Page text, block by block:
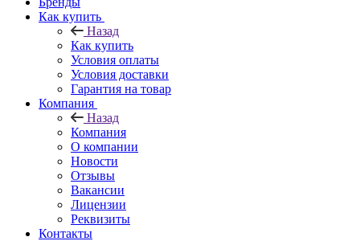
Как купить
Назад
Как купить
Условия оплаты
Условия доставки
Гарантия на товар
Компания
Назад
Компания
О компании
Новости
Отзывы
Вакансии
Лицензии
Реквизиты
Контакты